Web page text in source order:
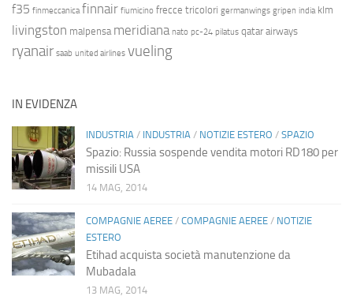
f35 finmeccanica finnair fiumicino frecce tricolori germanwings gripen india klm
livingston malpensa meridiana nato pc-24 pilatus qatar airways
ryanair saab united airlines vueling
IN EVIDENZA
INDUSTRIA / INDUSTRIA / NOTIZIE ESTERO / SPAZIO
Spazio: Russia sospende vendita motori RD180 per
missili USA
14 MAG, 2014
COMPAGNIE AEREE / COMPAGNIE AEREE / NOTIZIE
ESTERO
Etihad acquista società manutenzione da
Mubadala
13 MAG, 2014